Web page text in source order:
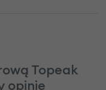
Topeak
opinie